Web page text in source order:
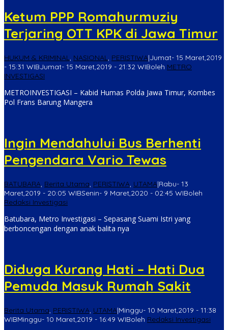
Ketum PPP Romahurmuziy
Terjaring OTT KPK di Jawa Timur
HUKUM & KRIMINAL NASIONAL PERISTIWA|Jumat- 15 Maret,2019
- 15:31 WIBJumat- 15 Maret,2019 - 21:32 WIBoleh METRO
INVESTIGASI
METROINVESTIGASI – Kabid Humas Polda Jawa Timur, Kombes
Pol Frans Barung Mangera
Ingin Mendahului Bus Berhenti
Pengendara Vario Tewas
BATUBARA, Berita Utama, PERISTIWA, UTAMA|Rabu- 13
Maret,2019 - 20:05 WIBSenin- 9 Maret,2020 - 02:45 WIBoleh
Redaksi Investigasi
Batubara, Metro Investigasi – Sepasang Suami Istri yang
berboncengan dengan anak balita nya
Diduga Kurang Hati – Hati Dua
Pemuda Masuk Rumah Sakit
Berita Utama, PERISTIWA, UTAMA|Minggu- 10 Maret,2019 - 11:38
WIBMinggu- 10 Maret,2019 - 16:49 WIBoleh Redaksi Investigasi